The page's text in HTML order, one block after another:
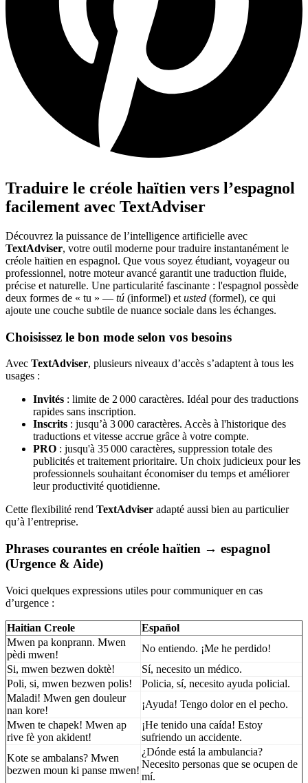
Traduire le créole haïtien vers l’espagnol
facilement avec TextAdviser
Découvrez la puissance de l’intelligence artificielle avec
TextAdviser, votre outil moderne pour traduire instantanément le
créole haïtien en espagnol. Que vous soyez étudiant, voyageur ou
professionnel, notre moteur avancé garantit une traduction fluide,
précise et naturelle. Une particularité fascinante : l'espagnol possède
deux formes de « tu » — tú (informel) et usted (formel), ce qui
ajoute une couche subtile de nuance sociale dans les échanges.
Choisissez le bon mode selon vos besoins
Avec TextAdviser, plusieurs niveaux d’accès s’adaptent à tous les
usages :
Invités : limite de 2 000 caractères. Idéal pour des traductions
rapides sans inscription.
Inscrits : jusqu’à 3 000 caractères. Accès à l'historique des
traductions et vitesse accrue grâce à votre compte.
PRO : jusqu'à 35 000 caractères, suppression totale des
publicités et traitement prioritaire. Un choix judicieux pour les
professionnels souhaitant économiser du temps et améliorer
leur productivité quotidienne.
Cette flexibilité rend TextAdviser adapté aussi bien au particulier
qu’à l’entreprise.
Phrases courantes en créole haïtien → espagnol
(Urgence & Aide)
Voici quelques expressions utiles pour communiquer en cas
d’urgence :
Haitian Creole
Español
Mwen pa konprann. Mwen
pèdi mwen!
No entiendo. ¡Me he perdido!
Si, mwen bezwen doktè!
Sí, necesito un médico.
Poli, si, mwen bezwen polis!
Policia, sí, necesito ayuda policial.
Maladi! Mwen gen douleur
nan kore!
¡Ayuda! Tengo dolor en el pecho.
Mwen te chapek! Mwen ap
rive fè yon akident!
¡He tenido una caída! Estoy
sufriendo un accidente.
Kote se ambalans? Mwen
bezwen moun ki panse mwen!
¿Dónde está la ambulancia?
Necesito personas que se ocupen de
mí.